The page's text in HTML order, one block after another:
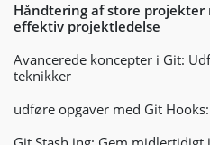
Håndtering af store projekter
effektiv projektledelse
Avancerede koncepter i Git:
teknikker
udføre opgaver med Git